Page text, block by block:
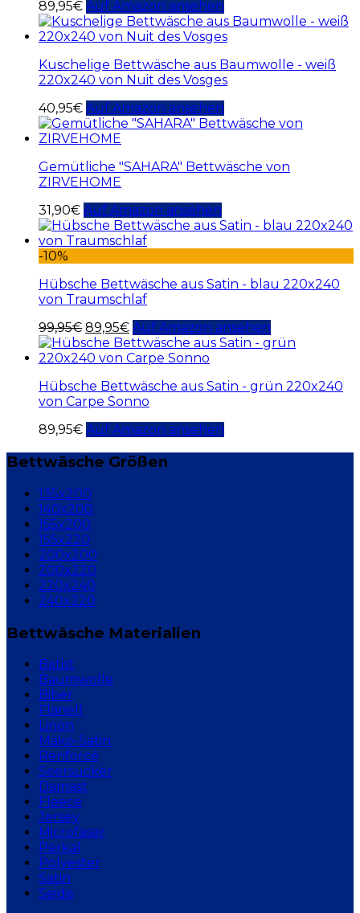
89,95€ Auf Amazon ansehen
Kuschelige Bettwäsche aus Baumwolle - weiß
220x240 von Nuit des Vosges
40,95€ Auf Amazon ansehen
Gemütliche "SAHARA" Bettwäsche von
ZIRVEHOME
31,90€ Auf Amazon ansehen
-10%
Hübsche Bettwäsche aus Satin - blau 220x240
von Traumschlaf
99,95€ 89,95€ Auf Amazon ansehen
Hübsche Bettwäsche aus Satin - grün 220x240
von Carpe Sonno
89,95€ Auf Amazon ansehen
Bettwäsche Größen
135x200
140x200
155x200
155x220
200x200
200x220
220x240
240x220
Bettwäsche Materialien
Batist
Baumwolle
Biber
Flanell
Linon
Mako-Satin
Renforcé
Seersucker
Damast
Fleece
Jersey
Microfaser
Perkal
Polyester
Satin
Seide